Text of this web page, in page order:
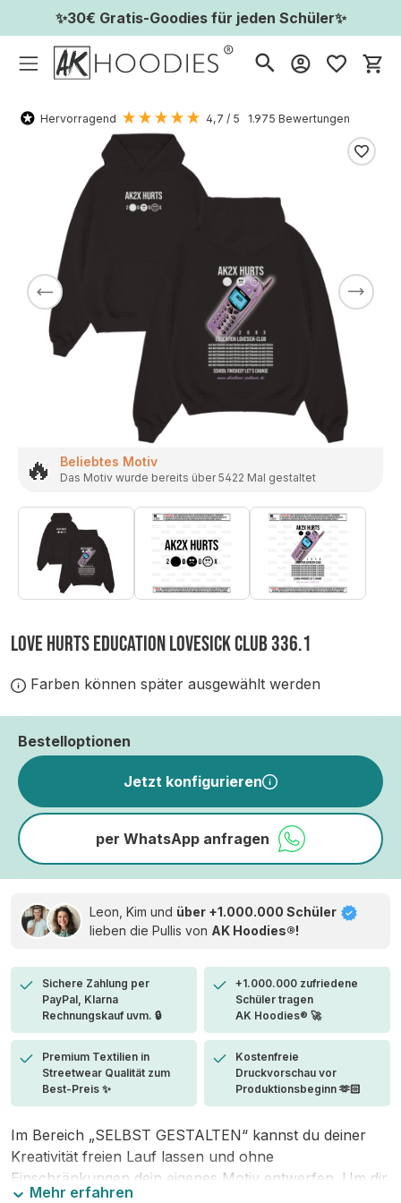
✨30€ Gratis-Goodies für jeden Schüler✨
Hervorragend 4,7 / 5 1.975 Bewertungen
🔥 Beliebtes Motiv
Das Motiv wurde bereits über 5422 Mal gestaltet
LOVE HURTS EDUCATION LOVESICK CLUB 336.1
Farben können später ausgewählt werden
Bestelloptionen
Jetzt konfigurieren
per WhatsApp anfragen
Leon, Kim und über +1.000.000 Schüler
lieben die Pullis von AK Hoodies®!
Sichere Zahlung per
PayPal, Klarna
Rechnungskauf uvm. 🔒
+1.000.000 zufriedene
Schüler tragen
AK Hoodies® 🚀
Premium Textilien in
Streetwear Qualität zum
Best-Preis ✨
Kostenfreie
Druckvorschau vor
Produktionsbeginn 🫶🏻
Im Bereich „SELBST GESTALTEN“ kannst du deiner
Kreativität freien Lauf lassen und ohne
Einschränkungen dein eigenes Motiv entwerfen. Um dir
Mehr erfahren